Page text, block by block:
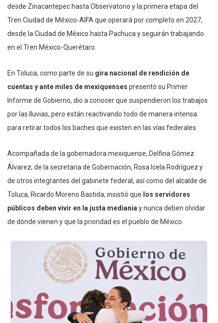
desde Zinacantepec hasta Observatorio y la primera etapa del
Tren Ciudad de México-AIFA que operará por completo en 2027,
desde la Ciudad de México hasta Pachuca y seguirán trabajando
en el Tren México-Querétaro.
En Toluca, como parte de su gira nacional de rendición de
cuentas y ante miles de mexiquenses presentó su Primer
Informe de Gobierno, dio a conocer que suspendieron los trabajos
por las lluvias, pero están reactivando todo de manera intensa
para retirar todos los baches que existen en las vías federales
Acompañada de la gobernadora mexiquense, Delfina Gómez
Álvarez; de la secretaria de Gobernación, Rosa Icela Rodríguez y
de otros integrantes del gabinete federal, así como del alcalde de
Toluca, Ricardo Moreno Bastida, insistió que los servidores
públicos deben vivir en la justa medianíay nunca deben olvidar
de dónde vienen y que la prioridad es el pueblo de México.